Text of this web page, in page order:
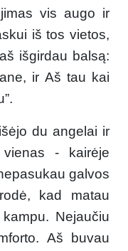
vis augo ir
iš tos vietos,
išgirdau balsą:
ir Aš tau kai
du angelai ir
- kairėje
galvos
kad matau
Nejaučiu
Aš buvau